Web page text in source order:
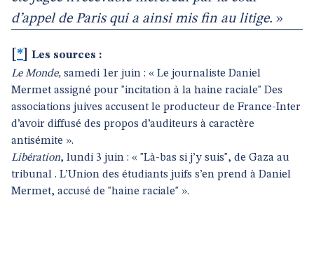
d’appel de Paris qui a ainsi mis fin au litige. »
*
Les sources :
Le Monde, samedi 1er juin : « Le journaliste Daniel
Mermet assigné pour "incitation à la haine raciale" Des
associations juives accusent le producteur de France-Inter
d’avoir diffusé des propos d’auditeurs à caractère
antisémite ».
Libération, lundi 3 juin : « "Là-bas si j’y suis", de Gaza au
tribunal . L’Union des étudiants juifs s’en prend à Daniel
Mermet, accusé de "haine raciale" ».